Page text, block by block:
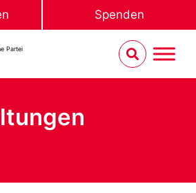
Spenden
Partei